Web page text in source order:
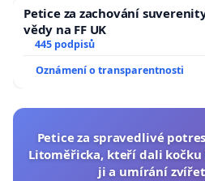
Petice za zachování
vědy na FF UK
445 podpisů
Oznámení o transparentnosti
Petice za spravedlivé
Litoměřicka, kteří dali kočku
ji a umírání